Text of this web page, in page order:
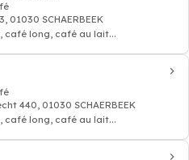
01030 SCHAERBEEK
café long, café au lait...
440, 01030 SCHAERBEEK
café long, café au lait...